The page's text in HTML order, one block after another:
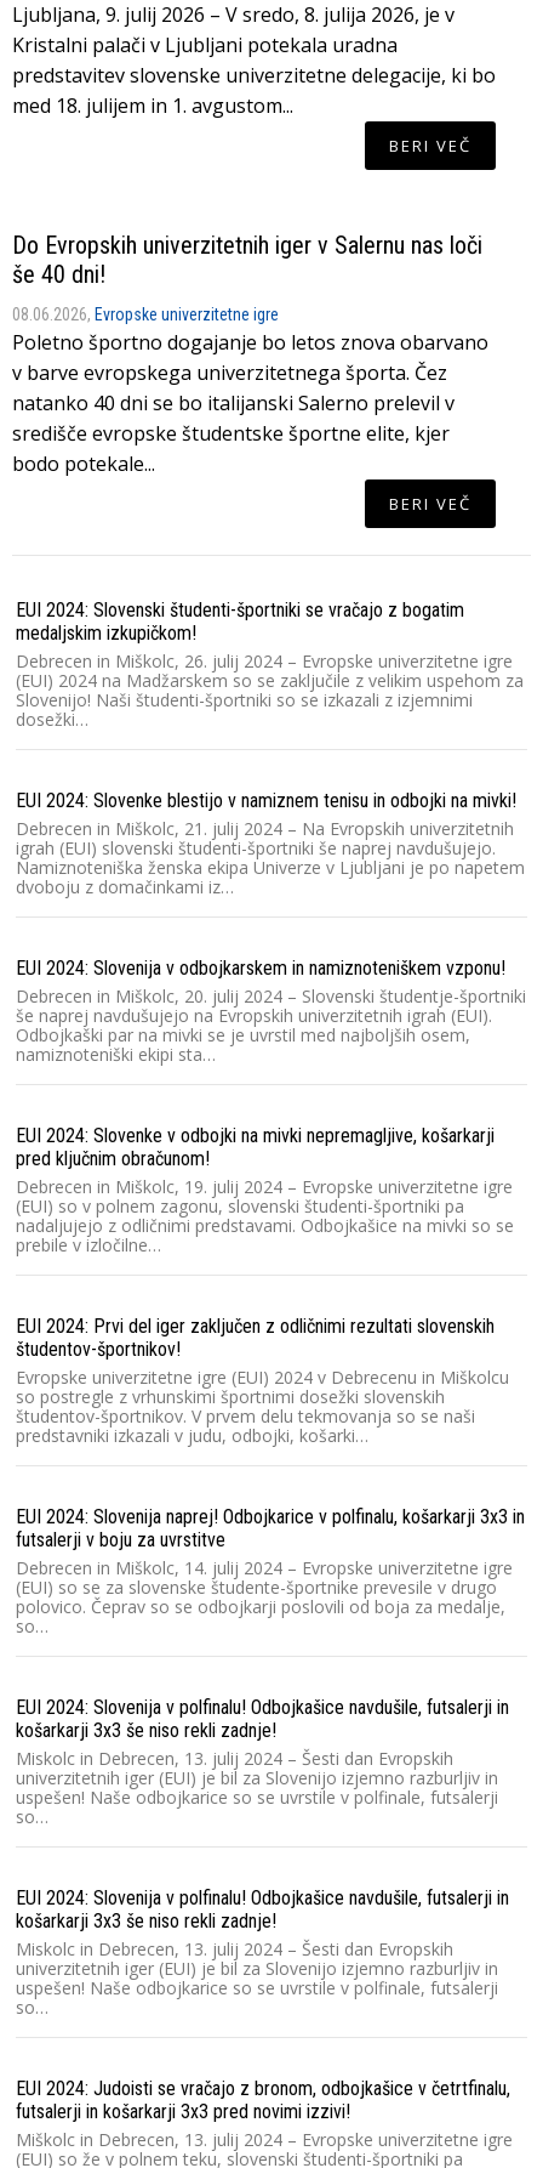
Ljubljana, 9. julij 2026 – V sredo, 8. julija 2026, je v
Kristalni palači v Ljubljani potekala uradna
predstavitev slovenske univerzitetne delegacije, ki bo
med 18. julijem in 1. avgustom...
BERI VEČ
Do Evropskih univerzitetnih iger v Salernu nas loči
še 40 dni!
08.06.2026, Evropske univerzitetne igre
Poletno športno dogajanje bo letos znova obarvano
v barve evropskega univerzitetnega športa. Čez
natanko 40 dni se bo italijanski Salerno prelevil v
središče evropske študentske športne elite, kjer
bodo potekale...
BERI VEČ
EUI 2024: Slovenski študenti-športniki se vračajo z bogatim
medaljskim izkupičkom!
Debrecen in Miškolc, 26. julij 2024 – Evropske univerzitetne igre
(EUI) 2024 na Madžarskem so se zaključile z velikim uspehom za
Slovenijo! Naši študenti-športniki so se izkazali z izjemnimi
dosežki…
EUI 2024: Slovenke blestijo v namiznem tenisu in odbojki na mivki!
Debrecen in Miškolc, 21. julij 2024 – Na Evropskih univerzitetnih
igrah (EUI) slovenski študenti-športniki še naprej navdušujejo.
Namiznoteniška ženska ekipa Univerze v Ljubljani je po napetem
dvoboju z domačinkami iz…
EUI 2024: Slovenija v odbojkarskem in namiznoteniškem vzponu!
Debrecen in Miškolc, 20. julij 2024 – Slovenski študentje-športniki
še naprej navdušujejo na Evropskih univerzitetnih igrah (EUI).
Odbojkaški par na mivki se je uvrstil med najboljših osem,
namiznoteniški ekipi sta…
EUI 2024: Slovenke v odbojki na mivki nepremagljive, košarkarji
pred ključnim obračunom!
Debrecen in Miškolc, 19. julij 2024 – Evropske univerzitetne igre
(EUI) so v polnem zagonu, slovenski študenti-športniki pa
nadaljujejo z odličnimi predstavami. Odbojkašice na mivki so se
prebile v izločilne…
EUI 2024: Prvi del iger zaključen z odličnimi rezultati slovenskih
študentov-športnikov!
Evropske univerzitetne igre (EUI) 2024 v Debrecenu in Miškolcu
so postregle z vrhunskimi športnimi dosežki slovenskih
študentov-športnikov. V prvem delu tekmovanja so se naši
predstavniki izkazali v judu, odbojki, košarki…
EUI 2024: Slovenija naprej! Odbojkarice v polfinalu, košarkarji 3x3 in
futsalerji v boju za uvrstitve
Debrecen in Miškolc, 14. julij 2024 – Evropske univerzitetne igre
(EUI) so se za slovenske študente-športnike prevesile v drugo
polovico. Čeprav so se odbojkarji poslovili od boja za medalje,
so…
EUI 2024: Slovenija v polfinalu! Odbojkašice navdušile, futsalerji in
košarkarji 3x3 še niso rekli zadnje!
Miskolc in Debrecen, 13. julij 2024 – Šesti dan Evropskih
univerzitetnih iger (EUI) je bil za Slovenijo izjemno razburljiv in
uspešen! Naše odbojkarice so se uvrstile v polfinale, futsalerji
so…
EUI 2024: Slovenija v polfinalu! Odbojkašice navdušile, futsalerji in
košarkarji 3x3 še niso rekli zadnje!
Miskolc in Debrecen, 13. julij 2024 – Šesti dan Evropskih
univerzitetnih iger (EUI) je bil za Slovenijo izjemno razburljiv in
uspešen! Naše odbojkarice so se uvrstile v polfinale, futsalerji
so…
EUI 2024: Judoisti se vračajo z bronom, odbojkašice v četrtfinalu,
futsalerji in košarkarji 3x3 pred novimi izzivi!
Miškolc in Debrecen, 13. julij 2024 – Evropske univerzitetne igre
(EUI) so že v polnem teku, slovenski študenti-športniki pa